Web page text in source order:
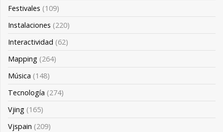
Festivales (109)
Instalaciones (220)
Interactividad (62)
Mapping (264)
Música (148)
Tecnología (274)
Vjing (165)
Vjspain (209)